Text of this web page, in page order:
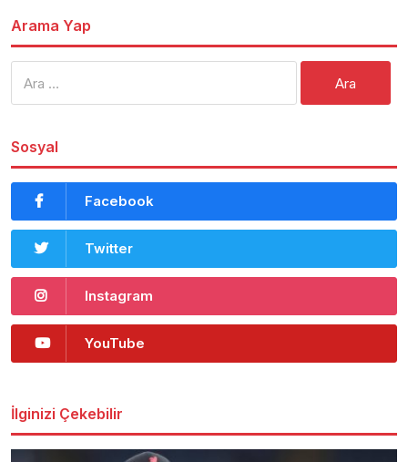
Arama Yap
Sosyal
Facebook
Twitter
Instagram
YouTube
İlginizi Çekebilir